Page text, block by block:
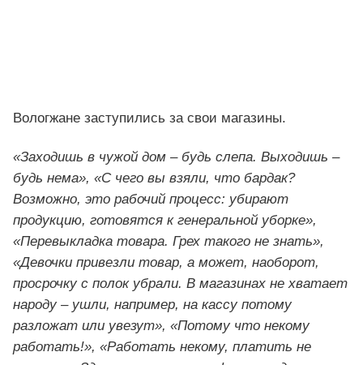
Вологжане заступились за свои магазины.
«Заходишь в чужой дом – будь слепа. Выходишь –
будь нема», «С чего вы взяли, что бардак?
Возможно, это рабочий процесс: убирают
продукцию, готовятся к генеральной уборке»,
«Перевыкладка товара. Грех такого не знать»,
«Девочки привезли товар, а может, наоборот,
просрочку с полок убрали. В магазинах не хватает
народу – ушли, например, на кассу потому
разложат или увезут», «Потому что некому
работать!», «Работать некому, платить не